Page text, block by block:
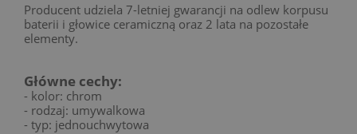
Producent udziela 7-letniej gwarancji na odlew korpusu
baterii i głowice ceramiczną oraz 2 lata na pozostałe
elementy.
Główne cechy:
- kolor: chrom
- rodzaj: umywalkowa
- typ: jednouchwytowa